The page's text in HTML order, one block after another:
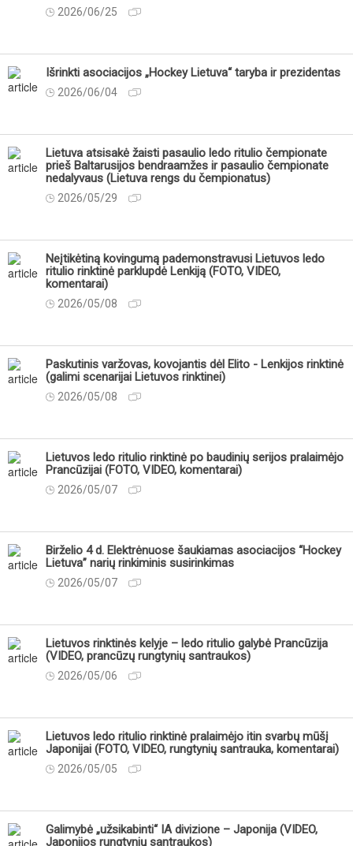
2026/06/25
Išrinkti asociacijos „Hockey Lietuva“ taryba ir prezidentas
2026/06/04
Lietuva atsisakė žaisti pasaulio ledo ritulio čempionate
prieš Baltarusijos bendraamžes ir pasaulio čempionate
nedalyvaus (Lietuva rengs du čempionatus)
2026/05/29
Neįtikėtiną kovingumą pademonstravusi Lietuvos ledo
ritulio rinktinė parklupdė Lenkiją (FOTO, VIDEO,
komentarai)
2026/05/08
Paskutinis varžovas, kovojantis dėl Elito - Lenkijos rinktinė
(galimi scenarijai Lietuvos rinktinei)
2026/05/08
Lietuvos ledo ritulio rinktinė po baudinių serijos pralaimėjo
Prancūzijai (FOTO, VIDEO, komentarai)
2026/05/07
Birželio 4 d. Elektrėnuose šaukiamas asociacijos “Hockey
Lietuva” narių rinkiminis susirinkimas
2026/05/07
Lietuvos rinktinės kelyje – ledo ritulio galybė Prancūzija
(VIDEO, prancūzų rungtynių santraukos)
2026/05/06
Lietuvos ledo ritulio rinktinė pralaimėjo itin svarbų mūšį
Japonijai (FOTO, VIDEO, rungtynių santrauka, komentarai)
2026/05/05
Galimybė „užsikabinti“ IA divizione – Japonija (VIDEO,
Japonijos rungtynių santraukos)